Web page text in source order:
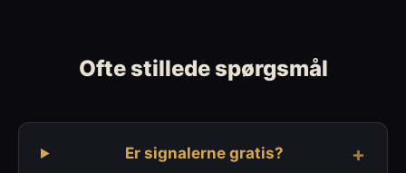
Ofte stillede spørgsmål
Er signalerne gratis? +